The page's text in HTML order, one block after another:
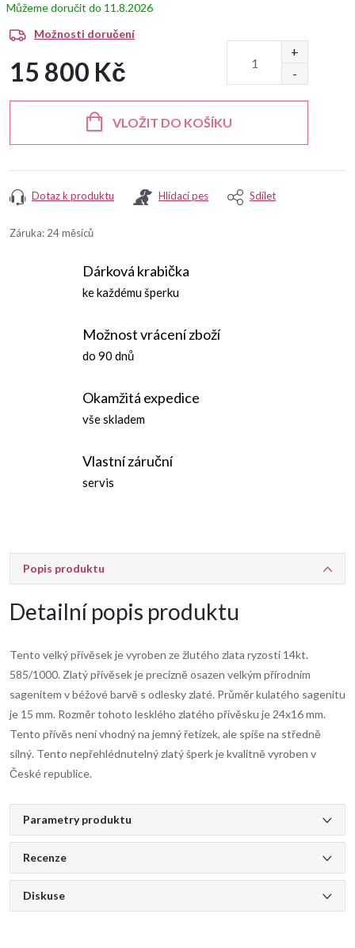
11.8.2026
Možnosti doručení
15 800 Kč
VLOŽIT DO KOŠÍKU
Dotaz k produktu Hlídací pes Sdílet
Záruka: 24 měsíců
Dárková krabička
ke každému šperku
Možnost vrácení zboží
do 90 dnů
Okamžitá expedice
vše skladem
Vlastní záruční
servis
Popis produktu
Detailní popis produktu
Tento velký přívěsek je vyroben ze žlutého zlata ryzosti 14kt.
585/1000. Zlatý přívěsek je precizně osazen velkým přírodním
sagenitem v béžové barvě s odlesky zlaté. Průměr kulatého sagenitu
je 15 mm. Rozměr tohoto lesklého zlatého přívěsku je 24x16 mm.
Tento přívěs není vhodný na jemný řetízek, ale spíše na středně
silný. Tento nepřehlédnutelný zlatý šperk je kvalitně vyroben v
České republice.
Parametry produktu
Recenze
Diskuse